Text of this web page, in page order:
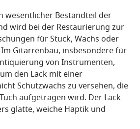
wesentlicher Bestandteil der
wird bei der Restaurierung zur
für Stuck, Wachs oder
Gitarrenbau, insbesondere für
von Instrumenten,
den Lack mit einer
Schutzwachs zu versehen, die
aufgetragen wird. Der Lack
glatte, weiche Haptik und